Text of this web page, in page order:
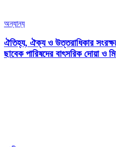
অন্যান্য
ঐতিহ্য, ঐক্য ও উত্তরাধিকার
ছাবেক পারিষদের বাৎসরিক দোয়া ও